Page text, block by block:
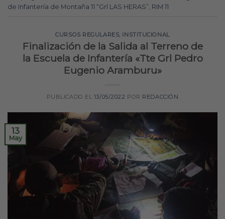
de Infantería de Montaña 11 “Grl LAS HERAS” RIM 11
CURSOS REGULARES INSTITUCIONAL
Finalización de la Salida al Terreno de
la Escuela de Infantería «Tte Grl Pedro
Eugenio Aramburu»
PUBLICADO EL 13/05/2022 POR REDACCIÓN
13
May